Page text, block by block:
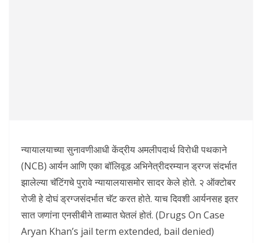
न्यायालयाच्या सुनावणीआधी केंद्रीय अमलीपदार्थ विरोधी पथकाने
(NCB) आर्यन आणि एका बॉलिवूड अभिनेत्रीदरम्यान ड्रग्ज संदर्भात
झालेल्या चॅटिंगचे पुरावे न्यायालयासमोर सादर केले होते. २ ऑक्टोबर
रोजी हे दोघं ड्रग्जसंदर्भात चॅट करत होते. याच दिवशी आर्यनसह इतर
सात जणांना एनसीबीने ताब्यात घेतलं होतं. (Drugs On Case
Aryan Khan’s jail term extended, bail denied)